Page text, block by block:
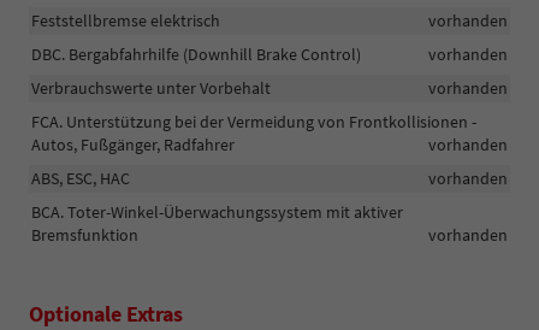
Feststellbremse elektrisch
vorhanden
DBC. Bergabfahrhilfe (Downhill Brake Control)
vorhanden
Verbrauchswerte unter Vorbehalt
vorhanden
FCA. Unterstützung bei der Vermeidung von Frontkollisionen -
Autos, Fußgänger, Radfahrer
vorhanden
ABS, ESC, HAC
vorhanden
BCA. Toter-Winkel-Überwachungssystem mit aktiver
Bremsfunktion
vorhanden
Optionale Extras